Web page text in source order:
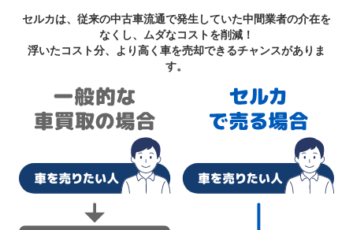
セルカは、従来の中古車流通で発生していた中間業者の介在を
なくし、ムダなコストを削減！
浮いたコスト分、より高く車を売却できるチャンスがありま
す。